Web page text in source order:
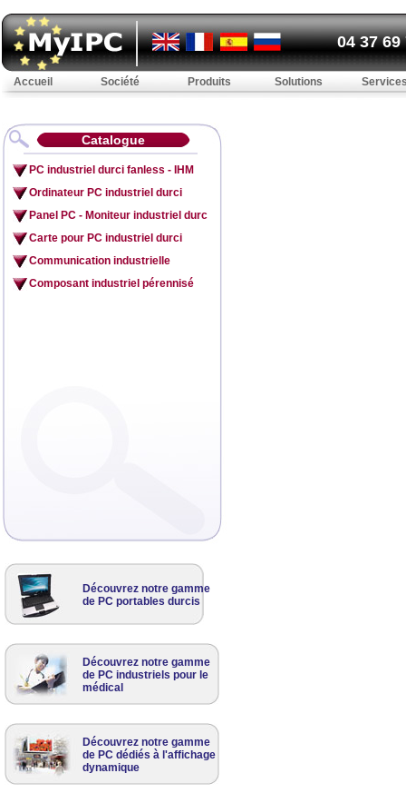
Catalogue
PC industriel durci fanless - IHM
Ordinateur PC industriel durci
Panel PC - Moniteur industriel durc
Carte pour PC industriel durci
Communication industrielle
Composant industriel pérennisé
Découvrez notre gamme
de PC portables durcis
Découvrez notre gamme
de PC industriels pour le
médical
Découvrez notre gamme
de PC dédiés à l'affichage
dynamique
Accueil Société Produits Solutions
04 37 69